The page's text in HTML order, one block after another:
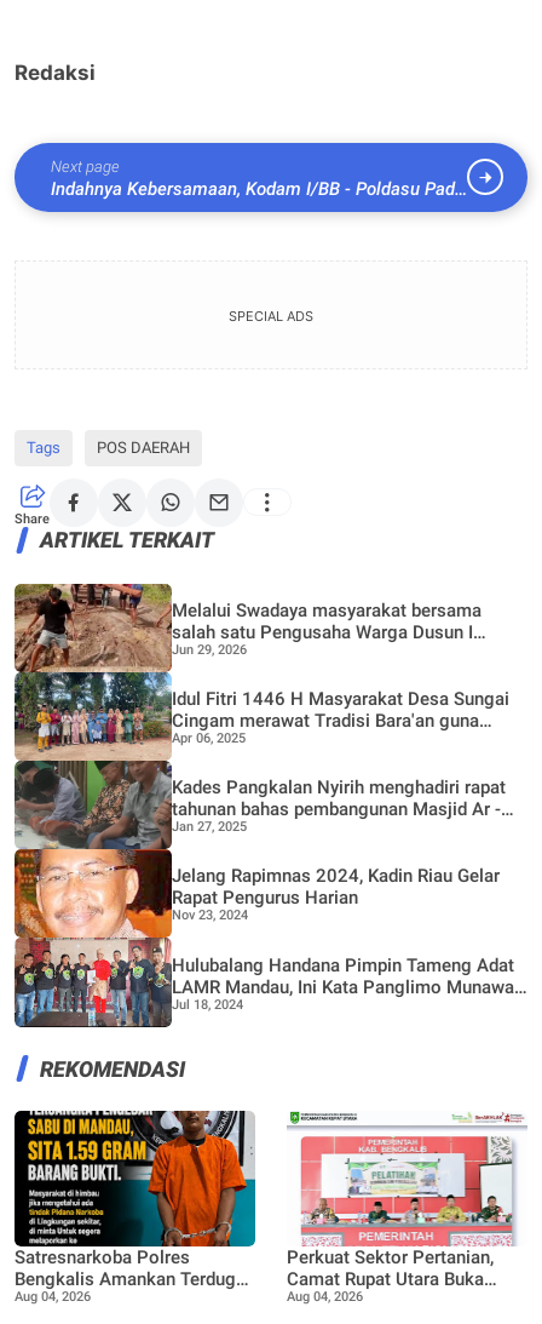
Redaksi
Next page
Indahnya Kebersamaan, Kodam I/BB - Poldasu Pada
Upacara Perayaan HUT Infanteri ”Queen Of The
SPECIAL ADS
Tags POS DAERAH
Share
ARTIKEL TERKAIT
Melalui Swadaya masyarakat bersama
salah satu Pengusaha Warga Dusun I
Bantal Jaya Bergotong Royong Perbaiki
Jalan Rusak
Jun 29, 2026
Idul Fitri 1446 H Masyarakat Desa Sungai
Cingam merawat Tradisi Bara'an guna
mempererat Silaturrahmi
Apr 06, 2025
Kades Pangkalan Nyirih menghadiri rapat
tahunan bahas pembangunan Masjid Ar -
Ridwan dan Poskamling bersama warga
Dusun II
Jan 27, 2025
Jelang Rapimnas 2024, Kadin Riau Gelar
Rapat Pengurus Harian
Nov 23, 2024
Hulubalang Handana Pimpin Tameng Adat
LAMR Mandau, Ini Kata Panglimo Munawar
Rosidi
Jul 18, 2024
REKOMENDASI
Satresnarkoba Polres
Bengkalis Amankan Terduga
Pengedar Sabu di Mandau,
Aug 04, 2026
Perkuat Sektor Pertanian,
Camat Rupat Utara Buka
Pelatihan Budidaya dan
Aug 04, 2026